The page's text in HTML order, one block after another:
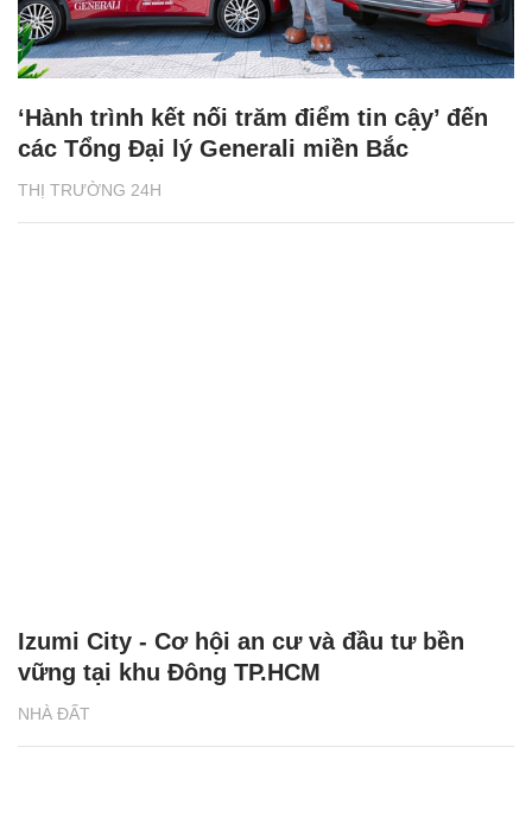
THỊ TRƯỜNG 24H
‘Hành trình kết nối trăm điểm tin cậy’ đến
các Tổng Đại lý Generali miền Bắc
NHÀ ĐẤT
Izumi City - Cơ hội an cư và đầu tư bền
vững tại khu Đông TP.HCM